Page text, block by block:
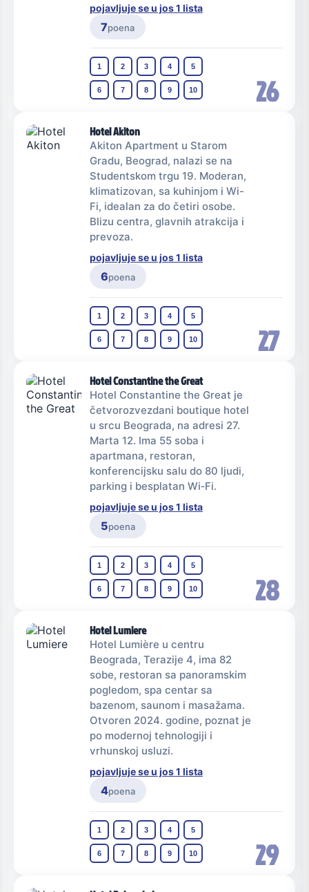
26
pojavljuje se u jos 1 lista
7poena
1 2 3 4 5
6 7 8 9 10
27
Hotel Akiton
Akiton Apartment u Starom
Gradu, Beograd, nalazi se na
Studentskom trgu 19. Moderan,
klimatizovan, sa kuhinjom i Wi-
Fi, idealan za do četiri osobe.
Blizu centra, glavnih atrakcija i
prevoza.
pojavljuje se u jos 1 lista
6poena
1 2 3 4 5
6 7 8 9 10
28
Hotel Constantine the Great
Hotel Constantine the Great je
četvorozvezdani boutique hotel
u srcu Beograda, na adresi 27.
Marta 12. Ima 55 soba i
apartmana, restoran,
konferencijsku salu do 80 ljudi,
parking i besplatan Wi‑Fi.
pojavljuje se u jos 1 lista
5poena
1 2 3 4 5
6 7 8 9 10
29
Hotel Lumiere
Hotel Lumière u centru
Beograda, Terazije 4, ima 82
sobe, restoran sa panoramskim
pogledom, spa centar sa
bazenom, saunom i masažama.
Otvoren 2024. godine, poznat je
po modernoj tehnologiji i
vrhunskoj usluzi.
pojavljuje se u jos 1 lista
4poena
1 2 3 4 5
6 7 8 9 10